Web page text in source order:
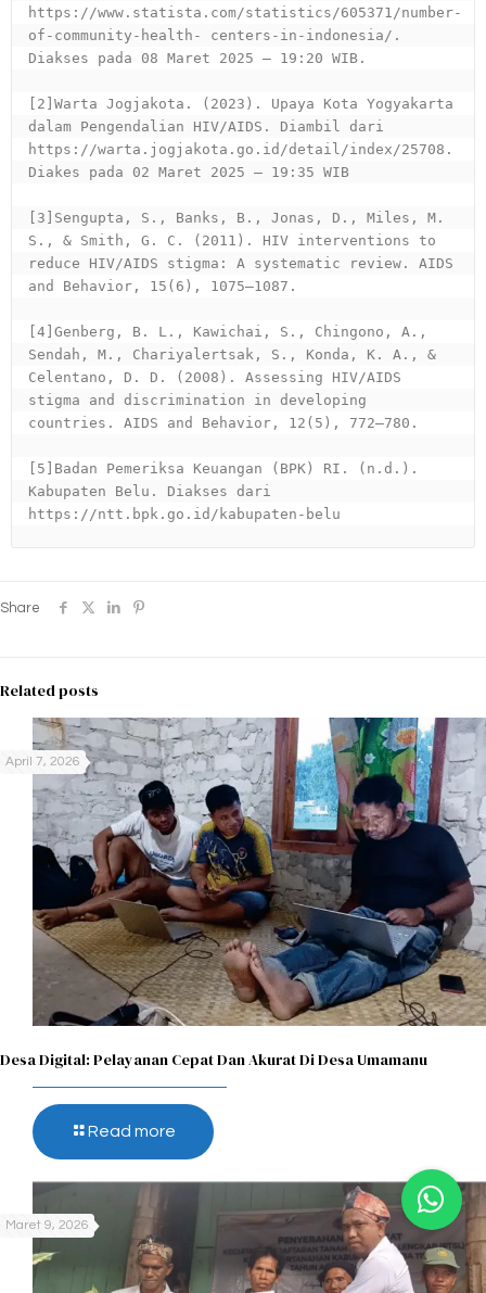
https://www.statista.com/statistics/605371/number-
of-community-health- centers-in-indonesia/.
Diakses pada 08 Maret 2025 – 19:20 WIB.
[2]Warta Jogjakota. (2023). Upaya Kota Yogyakarta
dalam Pengendalian HIV/AIDS. Diambil dari
https://warta.jogjakota.go.id/detail/index/25708.
Diakes pada 02 Maret 2025 – 19:35 WIB
[3]Sengupta, S., Banks, B., Jonas, D., Miles, M.
S., & Smith, G. C. (2011). HIV interventions to
reduce HIV/AIDS stigma: A systematic review. AIDS
and Behavior, 15(6), 1075–1087.
[4]Genberg, B. L., Kawichai, S., Chingono, A.,
Sendah, M., Chariyalertsak, S., Konda, K. A., &
Celentano, D. D. (2008). Assessing HIV/AIDS
stigma and discrimination in developing
countries. AIDS and Behavior, 12(5), 772–780.
[5]Badan Pemeriksa Keuangan (BPK) RI. (n.d.).
Kabupaten Belu. Diakses dari
https://ntt.bpk.go.id/kabupaten-belu
Share
Related posts
April 7, 2026
Desa Digital: Pelayanan Cepat Dan Akurat Di Desa Umamanu
Read more
Maret 9, 2026